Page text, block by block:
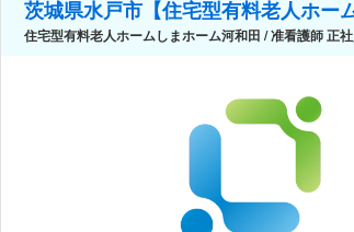
茨城県水戸市【住宅型有料老人ホ
住宅型有料老人ホームしまホーム河和田 / 准看護師 正